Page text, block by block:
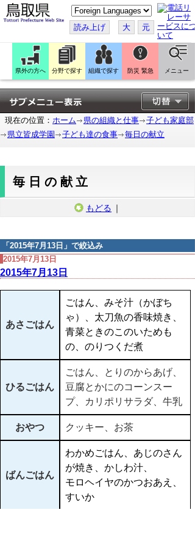
こ
の
ペ
ー
ジ
翻
訳
す
る
読み上げ 大 元
県外の方へ 分野で探す 組織で探す 防災 緊急 メニュー
現在の位置： ホーム 県の組織と仕事
子ども家庭部
県立皆成学園
子ども達の食事 毎日の献立
毎日の献立
もどる ｜
「 2015年7月13日 」で絞込み
2015年7月13日
2015年7月13日
あさごはん
ごはん、みそ汁（かぼち
ゃ）、太刀魚の香味焼き、
青菜ときのこのいためも
の、のりつくだ煮
ひるごはん
ごはん、とりのからあげ、
豆腐とかにのコーンスー
プ、カリポリサラダ、牛乳
おやつ クッキー、お茶
ばんごはん
わかめごはん、あじのさん
が焼き、かしわ汁、
モロヘイヤのかつおあえ、
すいか